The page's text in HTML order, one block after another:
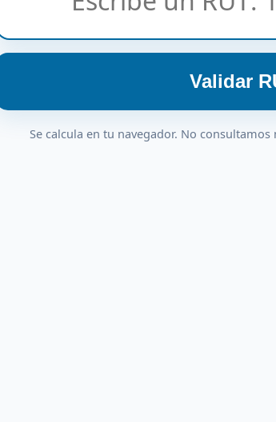
Validar
Se calcula en tu navegador. No